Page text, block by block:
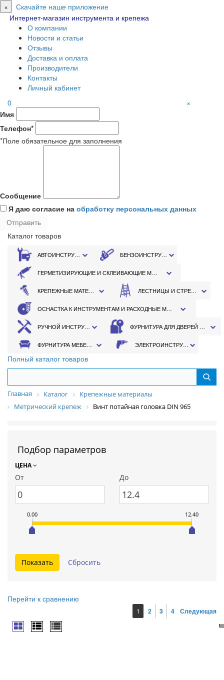
× Скачайте наше приложение
Интернет-магазин инструмента и крепежа
О компании
Новости и статьи
Отзывы
Доставка и оплата
Производители
Контакты
Личный кабинет
0
×
Имя
Телефон*
*Поле обязательное для заполнения
Сообщение
Я даю согласие на обработку персональных данных
Каталог товаров
АВТОИНСТРУМЕНТ БЕНЗОИНСТРУМЕНТ
ГЕРМЕТИЗИРУЮЩИЕ И СКЛЕИВАЮЩИЕ МАТЕРИАЛЫ
КРЕПЕЖНЫЕ МАТЕРИАЛЫ ЛЕСТНИЦЫ И СТРЕМЯНКИ
ОСНАСТКА К ИНСТРУМЕНТАМ И РАСХОДНЫЕ МАТЕРИАЛЫ
РУЧНОЙ ИНСТРУМЕНТ ФУРНИТУРА ДЛЯ ДВЕРЕЙ И ОКОН
ФУРНИТУРА МЕБЕЛЬНАЯ ЭЛЕКТРОИНСТРУМЕНТ
Полный каталог товаров
Главная Каталог
Крепежные материалы
Метрический крепеж
Винт потайная головка DIN 965
Подбор параметров
ЦЕНА
От До
0.00 12.40
Перейти к сравнению
1 2 3 4 Следующая